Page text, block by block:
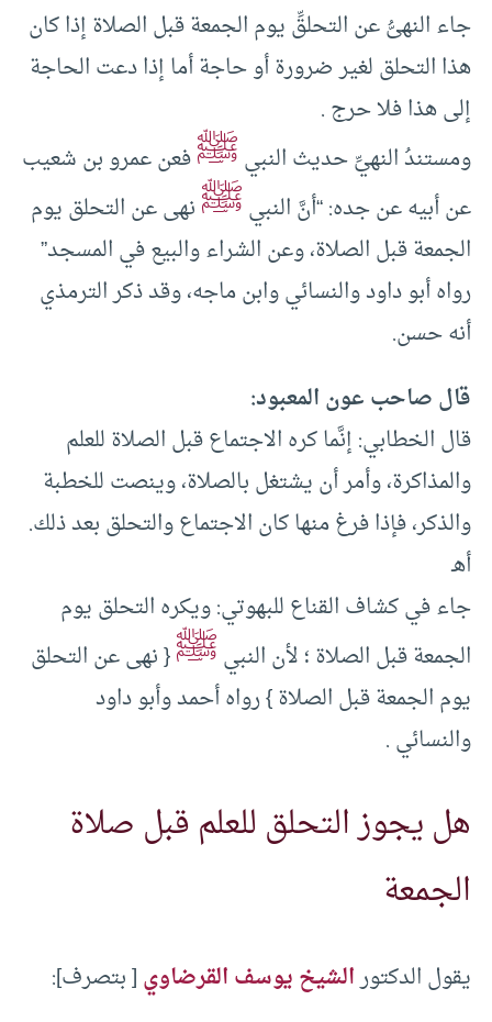
جاء النهىُّ عن التحلقِّ يوم الجمعة قبل الصلاة إذا كان
هذا التحلق لغير ضرورة أو حاجة أما إذا دعت الحاجة
إلى هذا فلا حرج .
ومستندُ النهيِّ حديث النبيﷺفعن عمرو بن شعيب
عن أبيه عن جده: “أنَّ النبيﷺنهى عن التحلق يوم
الجمعة قبل الصلاة، وعن الشراء والبيع في المسجد”
رواه أبو داود والنسائي وابن ماجه، وقد ذكر الترمذي
أنه حسن.
قال صاحب عون المعبود:
قال الخطابي: إنَّما كره الاجتماع قبل الصلاة للعلم
والمذاكرة، وأمر أن يشتغل بالصلاة، وينصت للخطبة
والذكر، فإذا فرغ منها كان الاجتماع والتحلق بعد ذلك.
أهـ
جاء في كشاف القناع للبهوتي: ويكره التحلق يوم
الجمعة قبل الصلاة ؛ لأن النبيﷺ{ نهى عن التحلق
يوم الجمعة قبل الصلاة } رواه أحمد وأبو داود
والنسائي .
هل يجوز التحلق للعلم قبل صلاة
الجمعة
يقول الدكتورالشيخ يوسف القرضاوي[ بتصرف]: